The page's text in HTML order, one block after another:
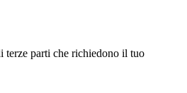
terze parti che richiedono il tuo